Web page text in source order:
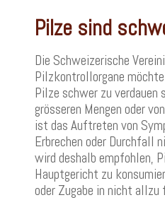
Pilze sind
Die Schweizerische
Pilzkontrollorgane
Pilze schwer zu verdauen
grösseren Mengen oder
ist das Auftreten von
Erbrechen oder Durchfall
wird deshalb empfohlen,
Hauptgericht zu
oder Zugabe in nicht